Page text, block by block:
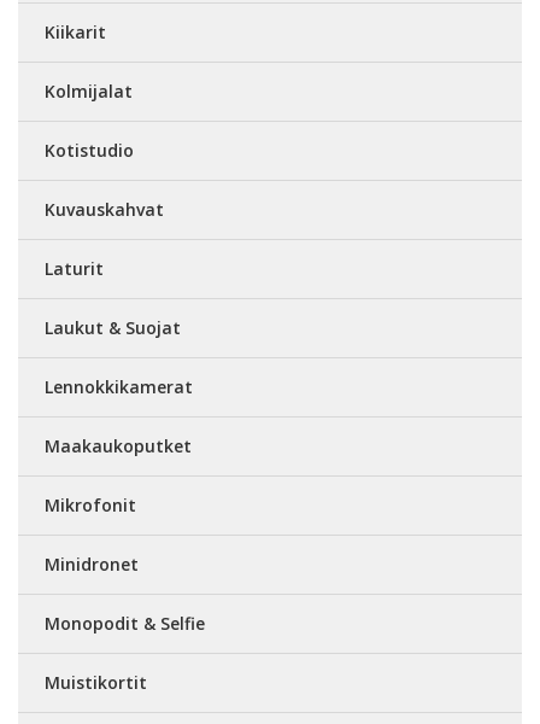
Kiikarit
Kolmijalat
Kotistudio
Kuvauskahvat
Laturit
Laukut & Suojat
Lennokkikamerat
Maakaukoputket
Mikrofonit
Minidronet
Monopodit & Selfie
Muistikortit